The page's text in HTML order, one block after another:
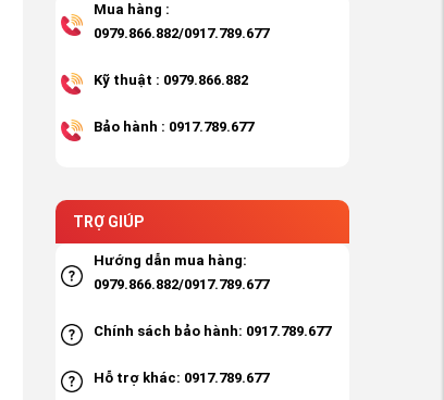
Mua hàng :
0979.866.882/0917.789.677
Kỹ thuật : 0979.866.882
Bảo hành : 0917.789.677
TRỢ GIÚP
Hướng dẫn mua hàng:
0979.866.882/0917.789.677
Chính sách bảo hành: 0917.789.677
Hỗ trợ khác: 0917.789.677